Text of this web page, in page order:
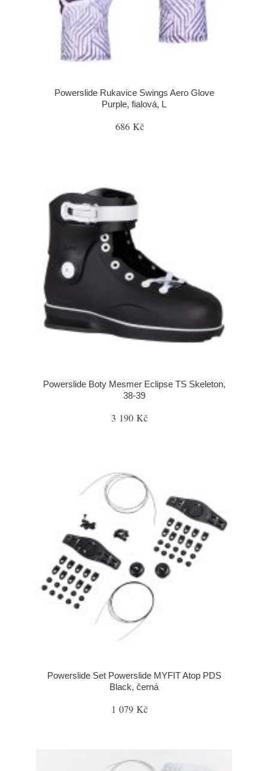
Powerslide Rukavice Swings Aero Glove
Purple, fialová, L
686 Kč
Powerslide Boty Mesmer Eclipse TS Skeleton,
38-39
3 190 Kč
Powerslide Set Powerslide MYFIT Atop PDS
Black, černá
1 079 Kč